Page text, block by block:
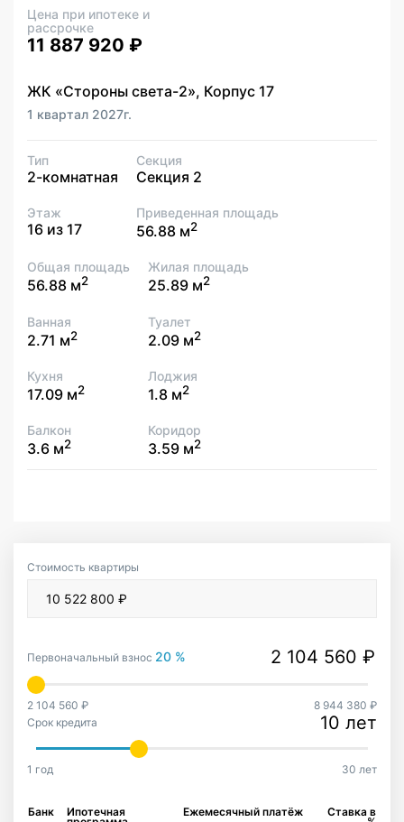
Цена при ипотеке и
рассрочке
11 887 920 ₽
ЖК «Стороны света-2», Корпус 17
1 квартал 2027г.
Тип
2-комнатная
Секция
Секция 2
Этаж
16 из 17
Приведенная площадь
56.88 м2
Общая площадь
56.88 м2
Жилая площадь
25.89 м2
Ванная
2.71 м2
Туалет
2.09 м2
Кухня
17.09 м2
Лоджия
1.8 м2
Балкон
3.6 м2
Коридор
3.59 м2
Стоимость квартиры
Первоначальный взнос 20 %
2 104 560 ₽
8 944 380 ₽
Срок кредита
10 лет
1 год 30 лет
Банк Ипотечная Ежемесячный платёж Ставка в